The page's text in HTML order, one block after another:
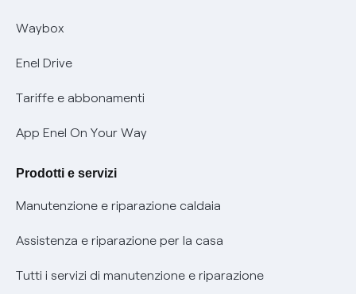
Informativa RAEE
Informativa Privacy AI
Offerta Tutela Vulnerabilità Gas
Mobilità Elettrica
Phishing e truffe online
Verifica chi ti ha chiamato
Agevolazione utenti con disabilità per offerte Fibra
Informativa RAEE
Waybox
Enel Drive
Tariffe e abbonamenti
App Enel On Your Way
Prodotti e servizi
Manutenzione e riparazione caldaia
Assistenza e riparazione per la casa
Tutti i servizi di manutenzione e riparazione